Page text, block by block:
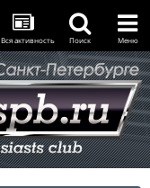
Вся активность Поиск Меню